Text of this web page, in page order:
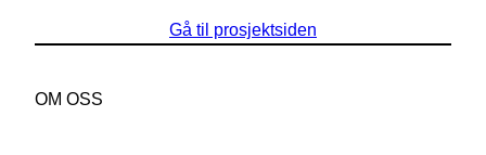
Gå til prosjektsiden
OM OSS